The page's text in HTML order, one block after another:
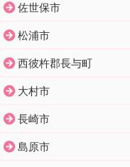
佐世保市
松浦市
西彼杵郡長与町
大村市
長崎市
島原市